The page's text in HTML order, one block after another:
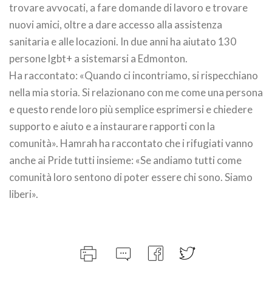
trovare avvocati, a fare domande di lavoro e trovare
nuovi amici, oltre a dare accesso alla assistenza
sanitaria e alle locazioni. In due anni ha aiutato 130
persone lgbt+ a sistemarsi a Edmonton.
Ha raccontato: «Quando ci incontriamo, si rispecchiano
nella mia storia. Si relazionano con me come una persona
e questo rende loro più semplice esprimersi e chiedere
supporto e aiuto e a instaurare rapporti con la
comunità». Hamrah ha raccontato che i rifugiati vanno
anche ai Pride tutti insieme: «Se andiamo tutti come
comunità loro sentono di poter essere chi sono. Siamo
liberi».